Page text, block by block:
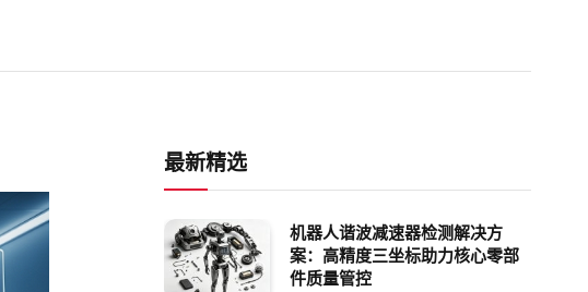
最新精选
机器人谐波减速器检测解决方
案：高精度三坐标助力核心零部
件质量管控